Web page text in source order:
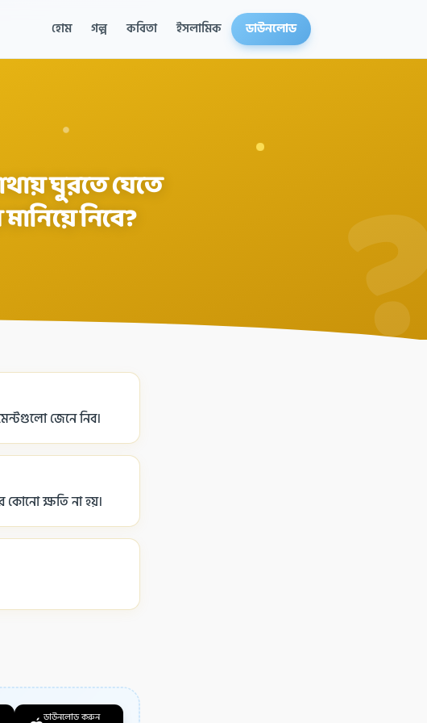
হোম গল্প কবিতা ইসলামিক ডাউনলোড
ঘুরতে যেতে
নিবে?
জেনে নিব।
ক্ষতি না হয়।
ডাউনলোড করুন